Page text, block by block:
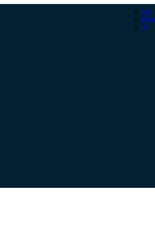
Gün
Hafta
Ay